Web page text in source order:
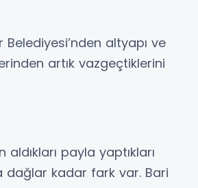
Belediyesi’nden altyapı ve
artık vazgeçtiklerini
payla yaptıkları
dağlar kadar fark var. Bari